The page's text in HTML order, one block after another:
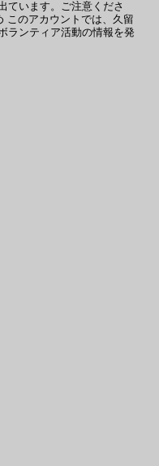
ています。ご注意くださ
このアカウントでは、久留
ランティア活動の情報を発